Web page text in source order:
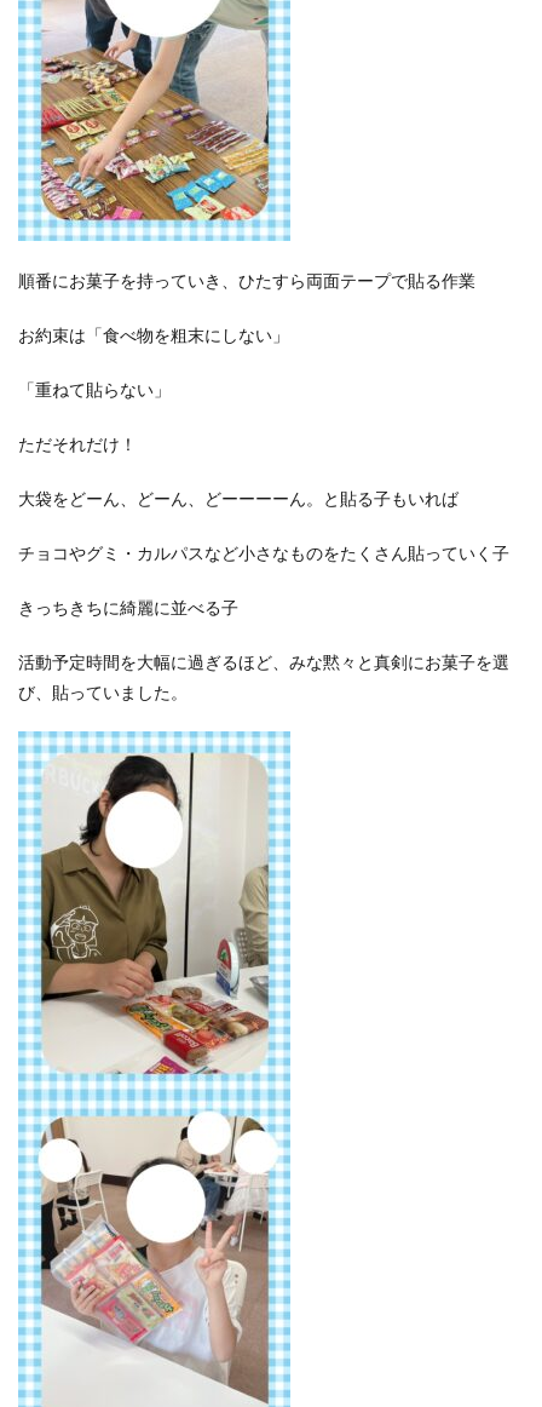
順番にお菓子を持っていき、ひたすら両面テープで貼る作業
お約束は「食べ物を粗末にしない」
「重ねて貼らない」
ただそれだけ！
大袋をどーん、どーん、どーーーーん。と貼る子もいれば
チョコやグミ・カルパスなど小さなものをたくさん貼っていく子
きっちきちに綺麗に並べる子
活動予定時間を大幅に過ぎるほど、みな黙々と真剣にお菓子を選
び、貼っていました。